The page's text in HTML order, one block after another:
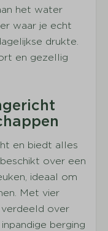
het water
waar je echt
drukte.
en gezellig
en biedt alles
over een
ideaal om
Met vier
verdeeld over
berging